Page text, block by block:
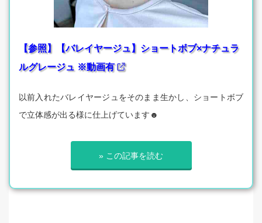
【参照】【バレイヤージュ】ショートボブ×ナチュラ
ルグレージュ ※動画有
以前入れたバレイヤージュをそのまま生かし、ショートボブ
で立体感が出る様に仕上げています☻
» この記事を読む